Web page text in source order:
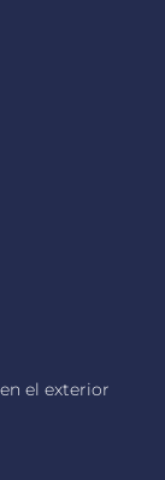
el exterior